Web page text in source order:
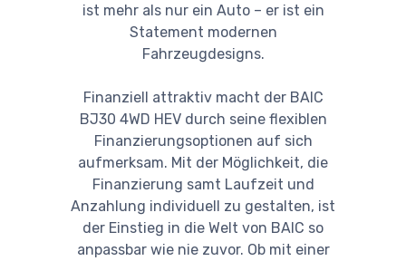
ist mehr als nur ein Auto – er ist ein
Statement modernen
Fahrzeugdesigns.
Finanziell attraktiv macht der BAIC
BJ30 4WD HEV durch seine flexiblen
Finanzierungsoptionen auf sich
aufmerksam. Mit der Möglichkeit, die
Finanzierung samt Laufzeit und
Anzahlung individuell zu gestalten, ist
der Einstieg in die Welt von BAIC so
anpassbar wie nie zuvor. Ob mit einer